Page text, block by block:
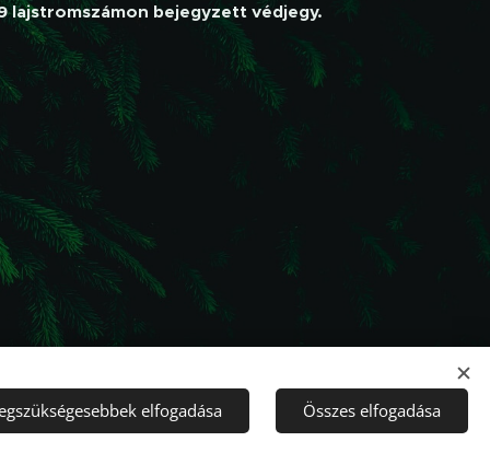
lajstromszámon bejegyzett védjegy.
Sütik
elfogadása Összes elfogadása